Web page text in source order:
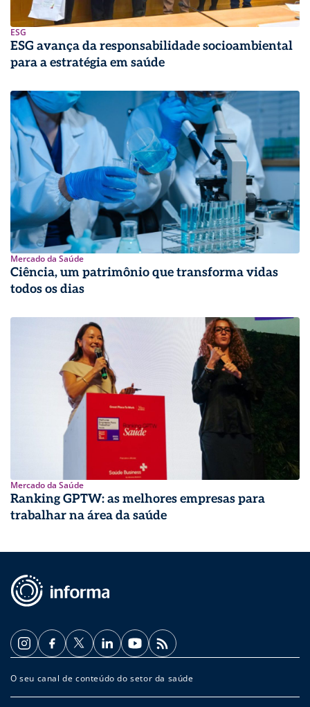
ESG
ESG avança da responsabilidade socioambiental
para a estratégia em saúde
Mercado da Saúde
Ciência, um patrimônio que transforma vidas
todos os dias
Mercado da Saúde
Ranking GPTW: as melhores empresas para
trabalhar na área da saúde
O seu canal de conteúdo do setor da saúde